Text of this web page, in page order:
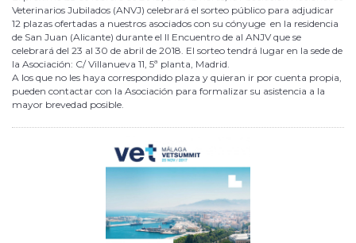
Veterinarios Jubilados (ANVJ) celebrará el sorteo público para adjudicar
12 plazas ofertadas a nuestros asociados con su cónyuge en la residencia
de San Juan (Alicante) durante el II Encuentro de al ANJV que se
celebrará del 23 al 30 de abril de 2018. El sorteo tendrá lugar en la sede de
la Asociación: C/ Villanueva 11, 5ª planta, Madrid.
A los que no les haya correspondido plaza y quieran ir por cuenta propia,
pueden contactar con la Asociación para formalizar su asistencia a la
mayor brevedad posible.